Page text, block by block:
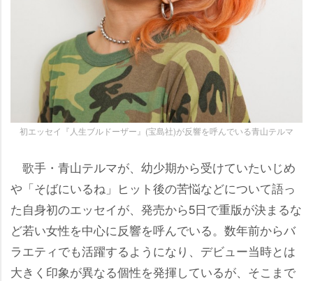
初エッセイ『人生ブルドーザー』(宝島社)が反響を呼んでいる青山テルマ
歌手・青山テルマが、幼少期から受けていたいじめ
「そばにいるね」ヒット後の苦悩などについて語っ
た自身初のエッセイが、発売から5日で重版が決まるな
ど若い女性を中心に反響を呼んでいる。数年前からバ
ラエティでも活躍するようになり、デビュー当時とは
大きく印象が異なる個性を発揮しているが、そこまで